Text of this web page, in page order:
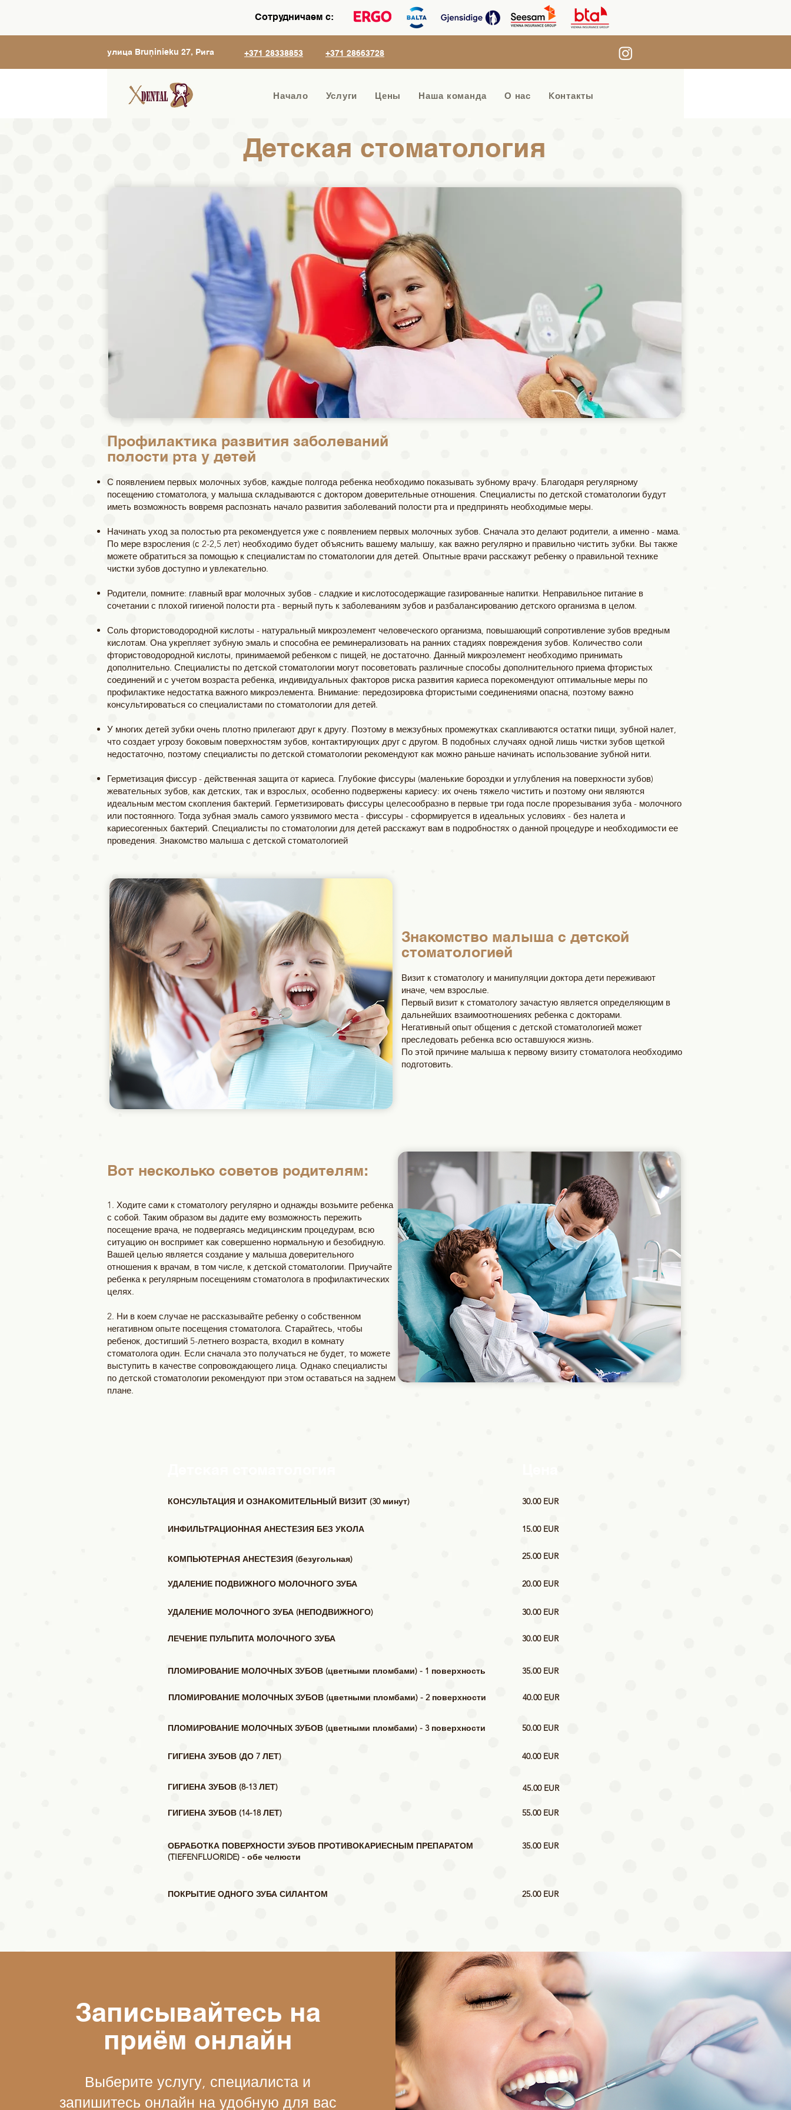
Сотрудничаем с:
улица Bruņinieku 27, Рига +371 28338853 +371 28663728
Начало Услуги Цены Наша команда О нас Kонтакты
Детская стоматология
Профилактика развития заболеваний
полости рта у детей
С появлением первых молочных зубов, каждые полгода ребенка необходимо показывать зубному врачу. Благодаря регулярному
посещению стоматолога, у малыша складываются с доктором доверительные отношения. Специалисты по детской стоматологии будут
иметь возможность вовремя распознать начало развития заболеваний полости рта и предпринять необходимые меры.
Начинать уход за полостью рта рекомендуется уже с появлением первых молочных зубов. Сначала это делают родители, а именно - мама.
По мере взросления (с 2-2,5 лет) необходимо будет объяснить вашему малышу, как важно регулярно и правильно чистить зубки. Вы также
можете обратиться за помощью к специалистам по стоматологии для детей. Опытные врачи расскажут ребенку о правильной технике
чистки зубов доступно и увлекательно.
Родители, помните: главный враг молочных зубов - сладкие и кислотосодержащие газированные напитки. Неправильное питание в
сочетании с плохой гигиеной полости рта - верный путь к заболеваниям зубов и разбалансированию детского организма в целом.
Соль фтористоводородной кислоты - натуральный микроэлемент человеческого организма, повышающий сопротивление зубов вредным
кислотам. Она укрепляет зубную эмаль и способна ее реминерализовать на ранних стадиях повреждения зубов. Количество соли
фтористоводородной кислоты, принимаемой ребенком с пищей, не достаточно. Данный микроэлемент необходимо принимать
дополнительно. Специалисты по детской стоматологии могут посоветовать различные способы дополнительного приема фтористых
соединений и с учетом возраста ребенка, индивидуальных факторов риска развития кариеса порекомендуют оптимальные меры по
профилактике недостатка важного микроэлемента. Внимание: передозировка фтористыми соединениями опасна, поэтому важно
консультироваться со специалистами по стоматологии для детей.
У многих детей зубки очень плотно прилегают друг к другу. Поэтому в межзубных промежутках скапливаются остатки пищи, зубной налет,
что создает угрозу боковым поверхностям зубов, контактирующих друг с другом. В подобных случаях одной лишь чистки зубов щеткой
недостаточно, поэтому специалисты по детской стоматологии рекомендуют как можно раньше начинать использование зубной нити.
Герметизация фиссур - действенная защита от кариеса. Глубокие фиссуры (маленькие бороздки и углубления на поверхности зубов)
жевательных зубов, как детских, так и взрослых, особенно подвержены кариесу: их очень тяжело чистить и поэтому они являются
идеальным местом скопления бактерий. Герметизировать фиссуры целесообразно в первые три года после прорезывания зуба - молочного
или постоянного. Тогда зубная эмаль самого уязвимого места - фиссуры - сформируется в идеальных условиях - без налета и
кариесогенных бактерий. Специалисты по стоматологии для детей расскажут вам в подробностях о данной процедуре и необходимости ее
проведения. Знакомство малыша с детской стоматологией
Знакомство малыша с детской
стоматологией
Визит к стоматологу и манипуляции доктора дети переживают
иначе, чем взрослые.
Первый визит к стоматологу зачастую является определяющим в
дальнейших взаимоотношениях ребенка с докторами.
Негативный опыт общения с детской стоматологией может
преследовать ребенка всю оставшуюся жизнь.
По этой причине малыша к первому визиту стоматолога необходимо
подготовить.
Вот несколько советов родителям:
1. Ходите сами к стоматологу регулярно и однажды возьмите ребенка
с собой. Таким образом вы дадите ему возможность пережить
посещение врача, не подвергаясь медицинским процедурам, всю
ситуацию он воспримет как совершенно нормальную и безобидную.
Вашей целью является создание у малыша доверительного
отношения к врачам, в том числе, к детской стоматологии. Приучайте
ребенка к регулярным посещениям стоматолога в профилактических
целях.
2. Ни в коем случае не рассказывайте ребенку о собственном
негативном опыте посещения стоматолога. Старайтесь, чтобы
ребенок, достигший 5-летнего возраста, входил в комнату
стоматолога один. Если сначала это получаться не будет, то можете
выступить в качестве сопровождающего лица. Однако специалисты
по детской стоматологии рекомендуют при этом оставаться на заднем
плане.
КОНСУЛЬТАЦИЯ И ОЗНАКОМИТЕЛЬНЫЙ ВИЗИТ (30 минут) 30.00 EUR
ИНФИЛЬТРАЦИОННАЯ АНЕСТЕЗИЯ БЕЗ УКОЛА 15.00 EUR
КОМПЬЮТЕРНАЯ АНЕСТЕЗИЯ (безугольная) 25.00 EUR
УДАЛЕНИЕ ПОДВИЖНОГО МОЛОЧНОГО ЗУБА 20.00 EUR
УДАЛЕНИЕ МОЛОЧНОГО ЗУБА (НЕПОДВИЖНОГО) 30.00 EUR
ЛЕЧЕНИЕ ПУЛЬПИТА МОЛОЧНОГО ЗУБА 30.00 EUR
ПЛОМИРОВАНИЕ МОЛОЧНЫХ ЗУБОВ (цветными пломбами) - 1 поверхность 35.00 EUR
ПЛОМИРОВАНИЕ МОЛОЧНЫХ ЗУБОВ (цветными пломбами) - 2 поверхности 40.00 EUR
ПЛОМИРОВАНИЕ МОЛОЧНЫХ ЗУБОВ (цветными пломбами) - 3 поверхности 50.00 EUR
ГИГИЕНА ЗУБОВ (ДО 7 ЛЕТ) 40.00 EUR
ГИГИЕНА ЗУБОВ (8-13 ЛЕТ) 45.00 EUR
55.00 EUR
ГИГИЕНА ЗУБОВ (14-18 ЛЕТ)
ОБРАБОТКА ПОВЕРХНОСТИ ЗУБОВ ПРОТИВОКАРИЕСНЫМ ПРЕПАРАТОМ
(TIEFENFLUORIDE) - обе челюсти
35.00 EUR
ПОКРЫТИЕ ОДНОГО ЗУБА СИЛАНТОМ 25.00 EUR
Записывайтесь на
приём онлайн
Выберите услугу, специалиста и
запишитесь онлайн на удобную для вас